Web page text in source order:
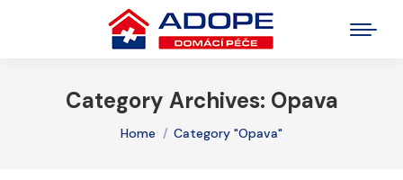
Category Archives: Opava
You are here:
Home Category "Opava"